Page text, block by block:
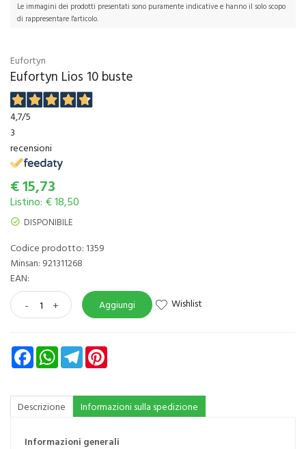
Le immagini dei prodotti presentati sono puramente indicative e hanno il solo scopo
di rappresentare l'articolo.
Eufortyn
Eufortyn Lios 10 buste
4,7/5
3
recensioni
€15,73
Listino: € 18,50
DISPONIBILE
Codice prodotto: 1359
Minsan: 921311268
EAN:
- + Aggiungi Wishlist
FacebookWhatsAppTelegram
Descrizione Informazioni sulla spedizione
Informazioni generali